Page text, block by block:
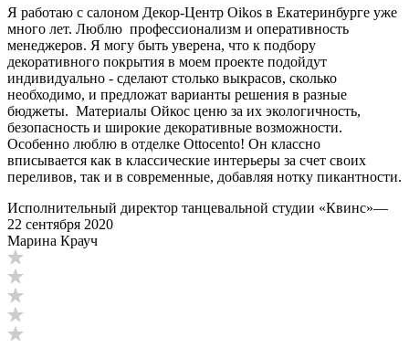
Я работаю с салоном Декор-Центр Oikos в Екатеринбурге уже
много лет. Люблю профессионализм и оперативность
менеджеров. Я могу быть уверена, что к подбору
декоративного покрытия в моем проекте подойдут
индивидуально - сделают столько выкрасов, сколько
необходимо, и предложат варианты решения в разные
бюджеты. Материалы Ойкос ценю за их экологичность,
безопасность и широкие декоративные возможности.
Особенно люблю в отделке Ottocento! Он классно
вписывается как в классические интерьеры за счет своих
переливов, так и в современные, добавляя нотку пикантности.
Исполнительный директор танцевальной студии «Квинс»—
22 сентября 2020
Марина Крауч